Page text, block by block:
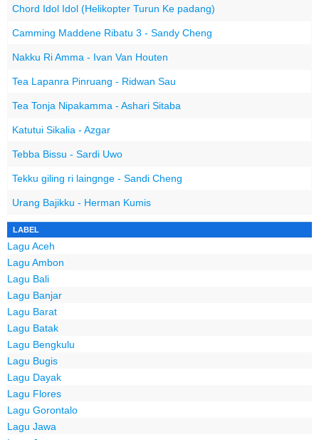
Chord Idol Idol (Helikopter Turun Ke padang)
Camming Maddene Ribatu 3 - Sandy Cheng
Nakku Ri Amma - Ivan Van Houten
Tea Lapanra Pinruang - Ridwan Sau
Tea Tonja Nipakamma - Ashari Sitaba
Katutui Sikalia - Azgar
Tebba Bissu - Sardi Uwo
Tekku giling ri laingnge - Sandi Cheng
Urang Bajikku - Herman Kumis
LABEL
Lagu Aceh
Lagu Ambon
Lagu Bali
Lagu Banjar
Lagu Barat
Lagu Batak
Lagu Bengkulu
Lagu Bugis
Lagu Dayak
Lagu Flores
Lagu Gorontalo
Lagu Jawa